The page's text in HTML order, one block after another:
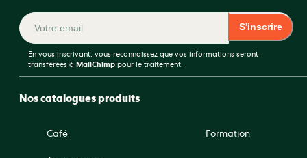
Nos catalogues produits
Café Formation
S'inscrire
En vous inscrivant, vous reconnaissez que vos informations seront
transférées à MailChimppour le traitement.